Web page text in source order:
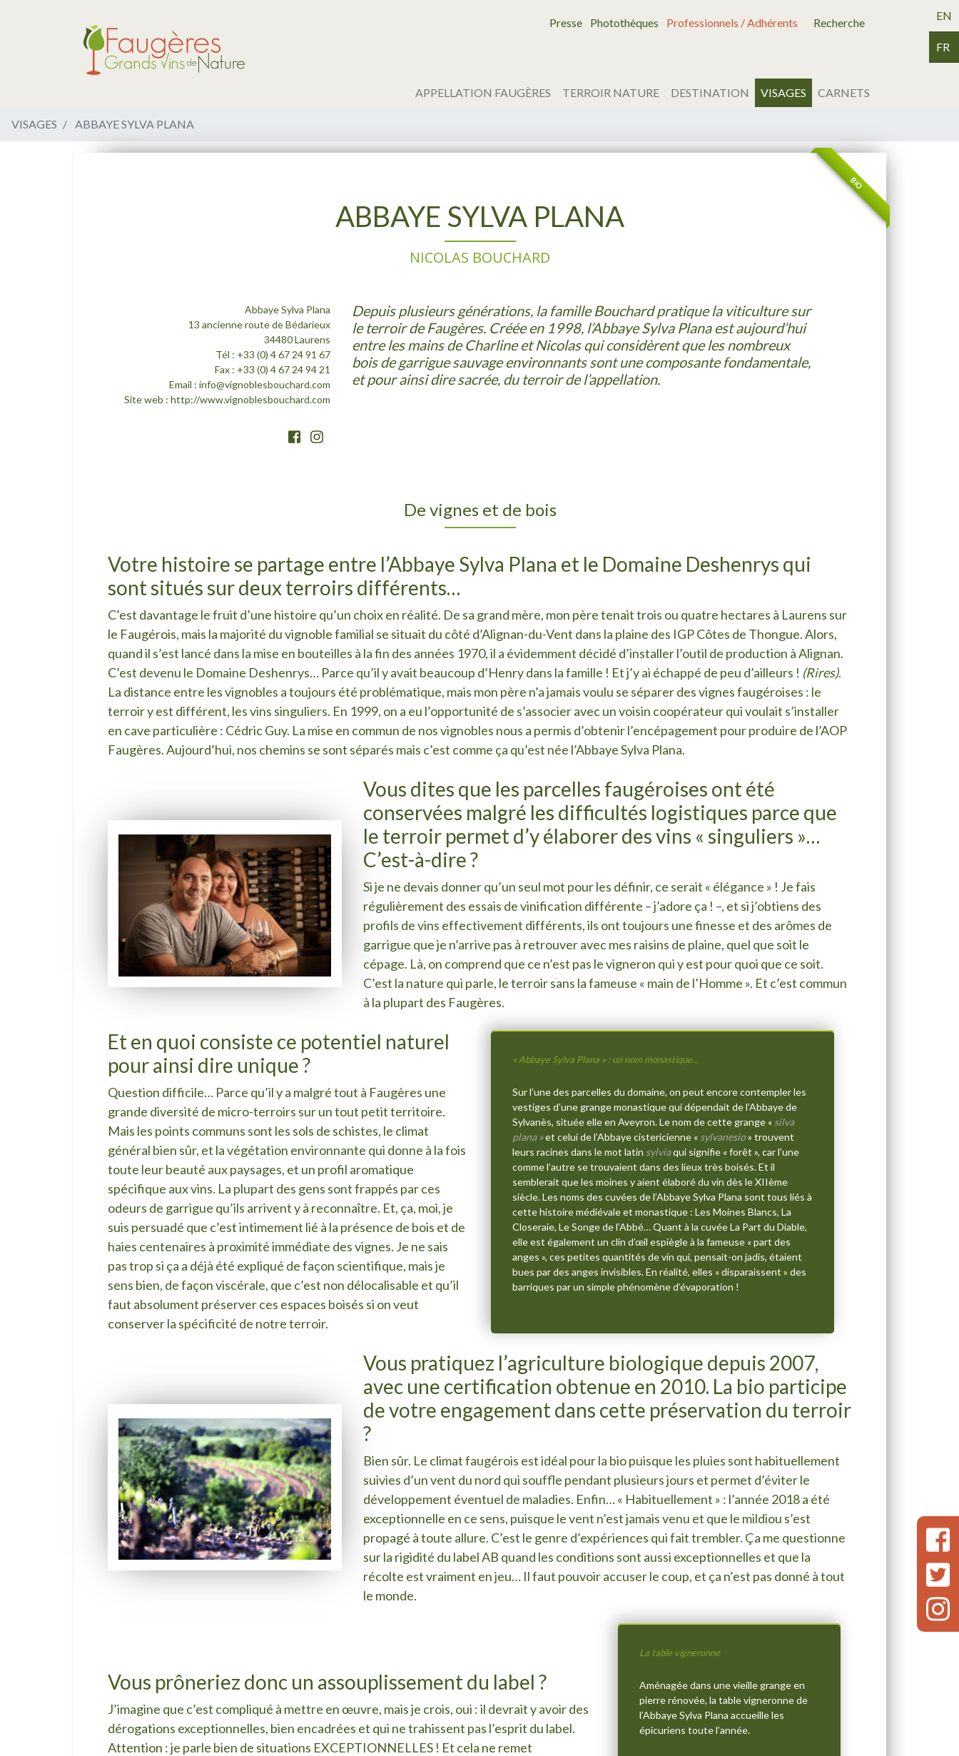
Presse Photothèques Professionnels / Adhérents Recherche
APPELLATION FAUGÈRES TERROIR NATURE DESTINATION VISAGES CARNETS
EN
FR
VISAGES ABBAYE SYLVA PLANA
BIO
ABBAYE SYLVA PLANA
NICOLAS BOUCHARD
Abbaye Sylva Plana
13 ancienne route de Bédarieux
34480 Laurens
Tél : +33 (0) 4 67 24 91 67
Fax : +33 (0) 4 67 24 94 21
Email : info@vignoblesbouchard.com
Site web : http://www.vignoblesbouchard.com
Depuis plusieurs générations, la famille Bouchard pratique la viticulture sur
le terroir de Faugères. Créée en 1998, l’Abbaye Sylva Plana est aujourd’hui
entre les mains de Charline et Nicolas qui considèrent que les nombreux
bois de garrigue sauvage environnants sont une composante fondamentale,
et pour ainsi dire sacrée, du terroir de l’appellation.
De vignes et de bois
Votre histoire se partage entre l’Abbaye Sylva Plana et le Domaine Deshenrys qui
sont situés sur deux terroirs différents…
C’est davantage le fruit d’une histoire qu’un choix en réalité. De sa grand mère, mon père tenait trois ou quatre hectares à Laurens sur
le Faugérois, mais la majorité du vignoble familial se situait du côté d’Alignan-du-Vent dans la plaine des IGP Côtes de Thongue. Alors,
quand il s’est lancé dans la mise en bouteilles à la fin des années 1970, il a évidemment décidé d’installer l’outil de production à Alignan.
C’est devenu le Domaine Deshenrys… Parce qu’il y avait beaucoup d’Henry dans la famille ! Et j’y ai échappé de peu d’ailleurs ! (Rires).
La distance entre les vignobles a toujours été problématique, mais mon père n’a jamais voulu se séparer des vignes faugéroises : le
terroir y est différent, les vins singuliers. En 1999, on a eu l’opportunité de s’associer avec un voisin coopérateur qui voulait s’installer
en cave particulière : Cédric Guy. La mise en commun de nos vignobles nous a permis d’obtenir l’encépagement pour produire de l’AOP
Faugères. Aujourd’hui, nos chemins se sont séparés mais c’est comme ça qu’est née l’Abbaye Sylva Plana.
Vous dites que les parcelles faugéroises ont été
conservées malgré les difficultés logistiques parce que
le terroir permet d’y élaborer des vins « singuliers »…
C’est-à-dire ?
Si je ne devais donner qu’un seul mot pour les définir, ce serait « élégance » ! Je fais
régulièrement des essais de vinification différente – j’adore ça ! –, et si j’obtiens des
profils de vins effectivement différents, ils ont toujours une finesse et des arômes de
garrigue que je n’arrive pas à retrouver avec mes raisins de plaine, quel que soit le
cépage. Là, on comprend que ce n’est pas le vigneron qui y est pour quoi que ce soit.
C’est la nature qui parle, le terroir sans la fameuse « main de l’Homme ». Et c’est commun
à la plupart des Faugères.
Et en quoi consiste ce potentiel naturel
pour ainsi dire unique ?
Question difficile… Parce qu’il y a malgré tout à Faugères une
grande diversité de micro-terroirs sur un tout petit territoire.
Mais les points communs sont les sols de schistes, le climat
général bien sûr, et la végétation environnante qui donne à la fois
toute leur beauté aux paysages, et un profil aromatique
spécifique aux vins. La plupart des gens sont frappés par ces
odeurs de garrigue qu’ils arrivent y à reconnaître. Et, ça, moi, je
suis persuadé que c’est intimement lié à la présence de bois et de
haies centenaires à proximité immédiate des vignes. Je ne sais
pas trop si ça a déjà été expliqué de façon scientifique, mais je
sens bien, de façon viscérale, que c’est non délocalisable et qu’il
faut absolument préserver ces espaces boisés si on veut
conserver la spécificité de notre terroir.
« Abbaye Sylva Plana » : un nom monastique...
Sur l’une des parcelles du domaine, on peut encore contempler les
vestiges d’une grange monastique qui dépendait de l’Abbaye de
Sylvanès, située elle en Aveyron. Le nom de cette grange « silva
plana »et celui de l’Abbaye cistericienne « sylvanesio» trouvent
leurs racines dans le mot latin sylviaqui signifie « forêt », car l’une
comme l’autre se trouvaient dans des lieux très boisés. Et il
semblerait que les moines y aient élaboré du vin dès le XIIème
siècle. Les noms des cuvées de l’Abbaye Sylva Plana sont tous liés à
cette histoire médiévale et monastique : Les Moines Blancs, La
Closeraie, Le Songe de l’Abbé… Quant à la cuvée La Part du Diable,
elle est également un clin d’œil espiègle à la fameuse « part des
anges », ces petites quantités de vin qui, pensait-on jadis, étaient
bues par des anges invisibles. En réalité, elles « disparaissent » des
barriques par un simple phénomène d’évaporation !
Vous pratiquez l’agriculture biologique depuis 2007,
avec une certification obtenue en 2010. La bio participe
de votre engagement dans cette préservation du terroir
?
Bien sûr. Le climat faugérois est idéal pour la bio puisque les pluies sont habituellement
suivies d’un vent du nord qui souffle pendant plusieurs jours et permet d’éviter le
développement éventuel de maladies. Enfin… « Habituellement » : l’année 2018 a été
exceptionnelle en ce sens, puisque le vent n’est jamais venu et que le mildiou s’est
propagé à toute allure. C’est le genre d’expériences qui fait trembler. Ça me questionne
sur la rigidité du label AB quand les conditions sont aussi exceptionnelles et que la
récolte est vraiment en jeu… Il faut pouvoir accuser le coup, et ça n’est pas donné à tout
le monde.
Vous prôneriez donc un assouplissement du label ?
J’imagine que c’est compliqué à mettre en œuvre, mais je crois, oui : il devrait y avoir des
dérogations exceptionnelles, bien encadrées et qui ne trahissent pas l’esprit du label.
Attention : je parle bien de situations EXCEPTIONNELLES ! Et cela ne remet
La table vigneronne
Aménagée dans une vieille grange en
pierre rénovée, la table vigneronne de
l’Abbaye Sylva Plana accueille les
épicuriens toute l’année.